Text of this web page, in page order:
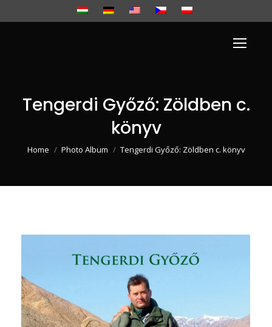
Tengerdi Győző: Zöldben c.
könyv
You are here:
Home Photo Album Tengerdi Győző: Zöldben c. könyv